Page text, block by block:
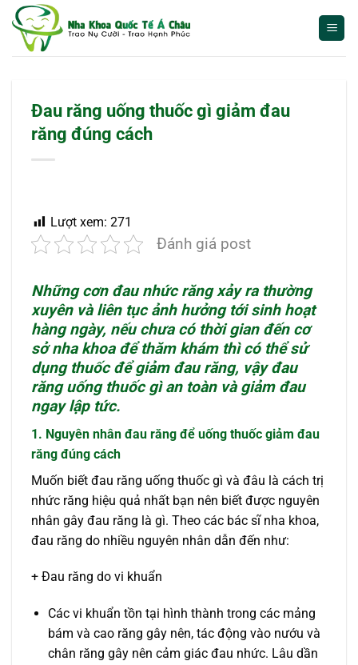
qua
Đau răng uống thuốc gì giảm đau
răng đúng cách
Lượt xem: 271
Đánh giá post
Những cơn đau nhức răng xảy ra thường
xuyên và liên tục ảnh hưởng tới sinh hoạt
hàng ngày, nếu chưa có thời gian đến cơ
sở nha khoa để thăm khám thì có thể sử
dụng thuốc để giảm đau răng, vậyđau
răng uống thuốc gìan toàn và giảm đau
ngay lập tức.
1. Nguyên nhân đau răng để uống thuốc giảm đau
răng đúng cách
Muốn biết đau răng uống thuốc gì và đâu là cách trị
nhức răng hiệu quả nhất bạn nên biết được nguyên
nhân gây đau răng là gì. Theo các bác sĩ nha khoa,
đau răng do nhiều nguyên nhân dẫn đến như:
+ Đau răng do vi khuẩn
Các vi khuẩn tồn tại hình thành trong các mảng
bám và cao răng gây nên, tác động vào nướu và
chân răng gây nên cảm giác đau nhức. Lâu dần